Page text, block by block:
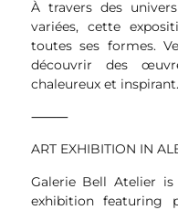
À travers des
variées, cette
toutes ses formes.
découvrir des
chaleureux et inspirant.
⸻
ART EXHIBITION IN
Galerie Bell Atelier
exhibition featuring